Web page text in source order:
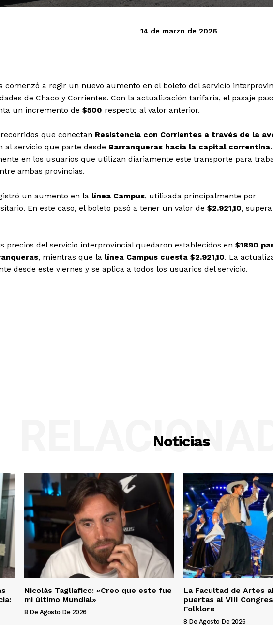
14 de marzo de 2026
comenzó a regir un nuevo aumento en el boleto del servicio
de Chaco y Corrientes. Con la actualización tarifaria, el pasaje
un incremento de $500 respecto al valor anterior.
que conectan Resistencia con Corrientes a través de la
al servicio que parte desde Barranqueras hacia la capital correntina
en los usuarios que utilizan diariamente este transporte para
ambas provincias.
un aumento en la línea Campus, utilizada principalmente por
En este caso, el boleto pasó a tener un valor de $2.921,10,
precios del servicio interprovincial quedaron establecidos en $1890
, mientras que la línea Campus cuesta $2.921,10. La
desde este viernes y se aplica a todos los usuarios del servicio.
Noticias
Nicolás Tagliafico: «Creo que este fue
mi último Mundial»
8 De Agosto De 2026
La Facultad de Artes
puertas al VIII
Folklore
8 De Agosto De 2026